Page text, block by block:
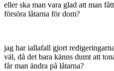
eller ska man vara glad att man
försöra låtarna för dom?
jag har iallafall gjort
väl, då det bara känns dumt att
får man ändra på låtarna?